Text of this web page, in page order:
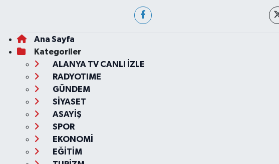
Ana Sayfa
Kategoriler
ALANYA TV CANLI İZLE
RADYOTIME
GÜNDEM
SİYASET
ASAYİŞ
SPOR
EKONOMİ
EĞİTİM